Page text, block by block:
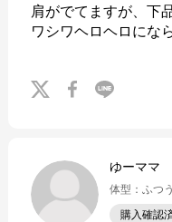
肩がでてますが、下
ワシワヘロヘロにな
ゆーママ
体型 ： ふつう
購入確認